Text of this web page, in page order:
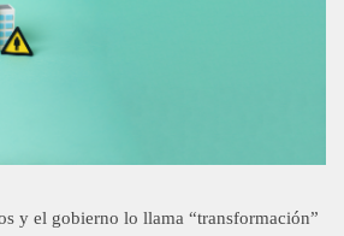
y el gobierno lo llama “transformación”